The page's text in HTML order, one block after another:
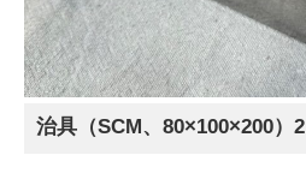
治具（SCM、80×100×200）2